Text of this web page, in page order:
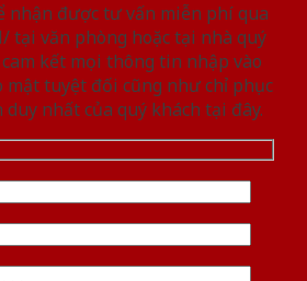
nhận được tư vấn miễn phí qua
tại văn phòng hoặc tại nhà quý
kết mọi thông tin nhập vào
mật tuyệt đối cũng như chỉ phục
nhất của quý khách tại đây.